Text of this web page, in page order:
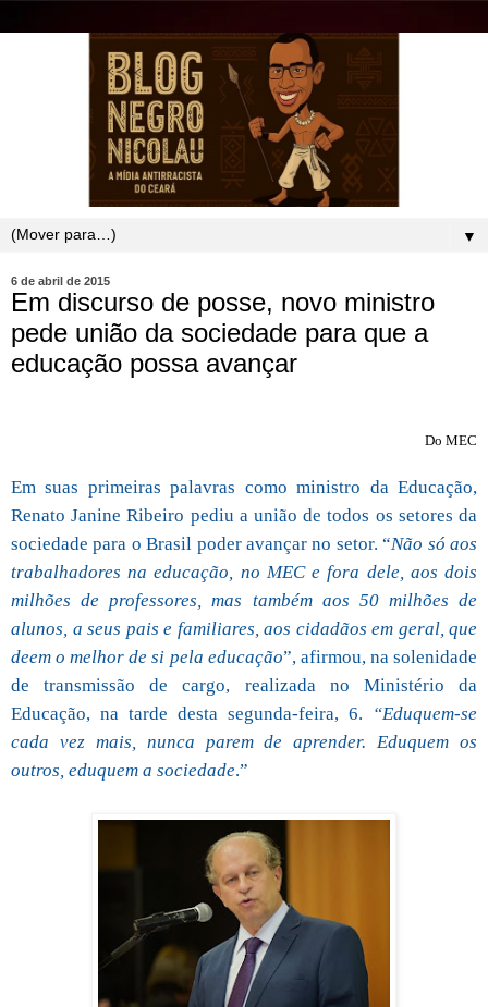
▼
6 de abril de 2015
Em discurso de posse, novo ministro
pede união da sociedade para que a
educação possa avançar
Do MEC
Em suas primeiras palavras como ministro da Educação,
Renato Janine Ribeiro pediu a união de todos os setores da
sociedade para o Brasil poder avançar no setor. “Não só aos
trabalhadores na educação, no MEC e fora dele, aos dois
milhões de professores, mas também aos 50 milhões de
alunos, a seus pais e familiares, aos cidadãos em geral, que
deem o melhor de si pela educação”, afirmou, na solenidade
de transmissão de cargo, realizada no Ministério da
Educação, na tarde desta segunda-feira, 6.
“Eduquem-se
cada vez mais, nunca parem de aprender. Eduquem os
outros, eduquem a sociedade.”